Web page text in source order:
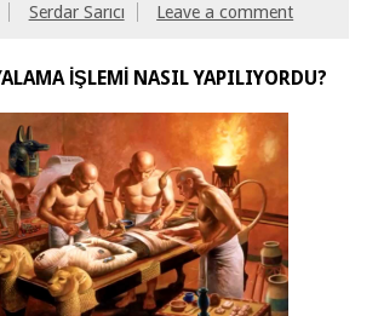
Serdar Sarıcı Leave a comment
İŞLEMİ NASIL YAPILIYORDU?